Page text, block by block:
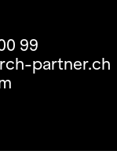
99
partner.ch